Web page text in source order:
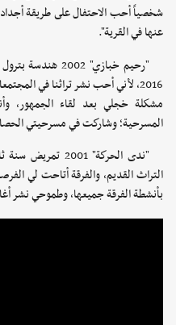
شخصياً أحب الاحتفال على طريقة
عنها في القرية".
"رحيم خبازي"
2016، لأني أحب نشر تراثنا في
مشكلة خجلي بعد لقاء الجمهور،
المسرحية؛ وشاركت في مسرحيتي
"ندى الحركة"
التراث القديم، والفرقة أتاحت لي
بأنشطة الفرقة جميعها، وطموحي نشر